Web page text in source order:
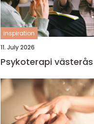
inspiration
11. July 2026
Psykoterapi västerås